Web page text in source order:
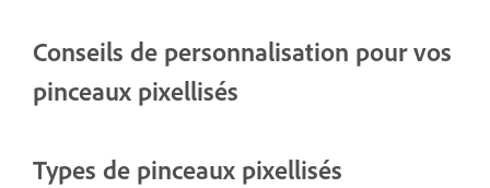
Conseils de personnalisation pour vos
pinceaux pixellisés
Types de pinceaux pixellisés